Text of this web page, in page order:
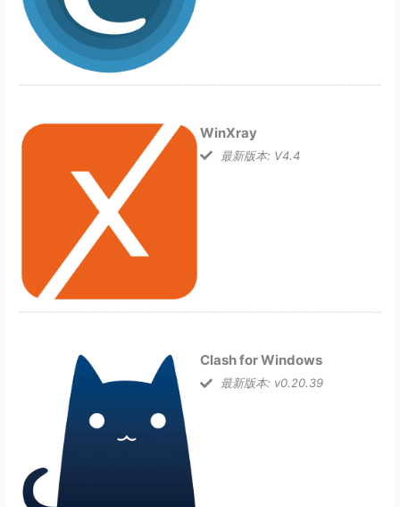
WinXray
最新版本: V4.4
Clash for Windows
最新版本: v0.20.39